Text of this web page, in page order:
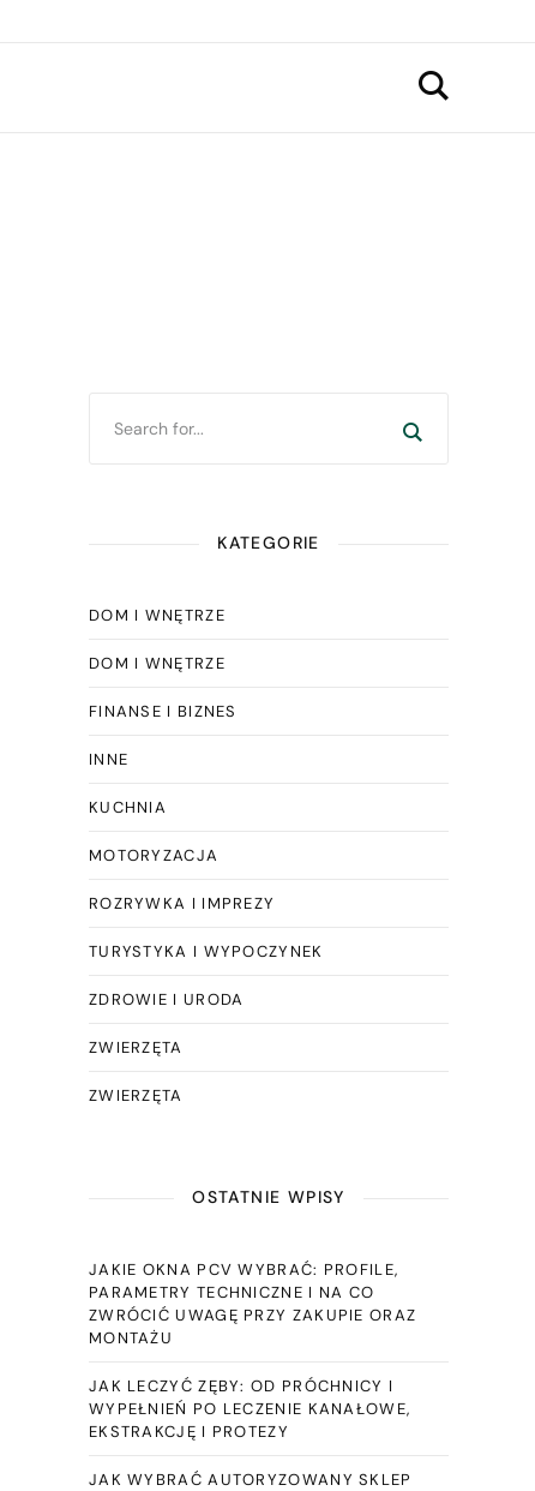
KATEGORIE
DOM I WNĘTRZE
DOM I WNĘTRZE
FINANSE I BIZNES
INNE
KUCHNIA
MOTORYZACJA
ROZRYWKA I IMPREZY
TURYSTYKA I WYPOCZYNEK
ZDROWIE I URODA
ZWIERZĘTA
ZWIERZĘTA
OSTATNIE WPISY
JAKIE OKNA PCV WYBRAĆ: PROFILE,
PARAMETRY TECHNICZNE I NA CO
ZWRÓCIĆ UWAGĘ PRZY ZAKUPIE ORAZ
MONTAŻU
JAK LECZYĆ ZĘBY: OD PRÓCHNICY I
WYPEŁNIEŃ PO LECZENIE KANAŁOWE,
EKSTRAKCJĘ I PROTEZY
JAK WYBRAĆ AUTORYZOWANY SKLEP